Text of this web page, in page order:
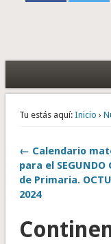
Tu estás aquí: Inicio ›
← Calendario
para el SEGUNDO
de Primaria.
2024